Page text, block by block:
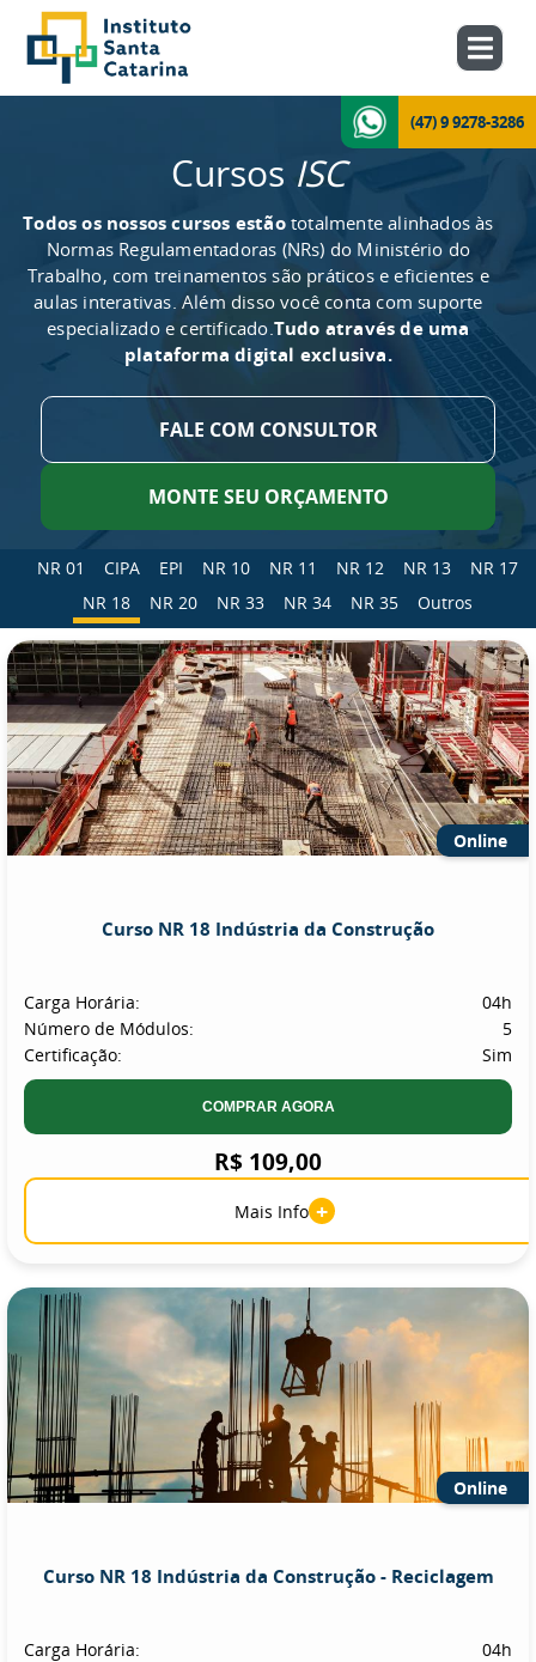
(47) 9 9278-3286
Cursos ISC
Todos os nossos cursos estãototalmente alinhados às
Normas Regulamentadoras (NRs) do Ministério do
Trabalho, com treinamentos são práticos e eficientes e
aulas interativas. Além disso você conta com suporte
especializado e certificado.Tudo através de uma
plataforma digital exclusiva.
FALE COM CONSULTOR
MONTE SEU ORÇAMENTO
NR 01 CIPA EPI NR 10 NR 11 NR 12 NR 13
NR 17
NR 18
NR 20 NR 33 NR 34 NR 35 Outros
Online
Curso NR 18 Indústria da Construção
Carga Horária:
04h
Número de Módulos:
5
Certificação:
Sim
COMPRAR AGORA
R$ 109,00
Mais Info +
Online
Curso NR 18 Indústria da Construção - Reciclagem
Carga Horária:
04h